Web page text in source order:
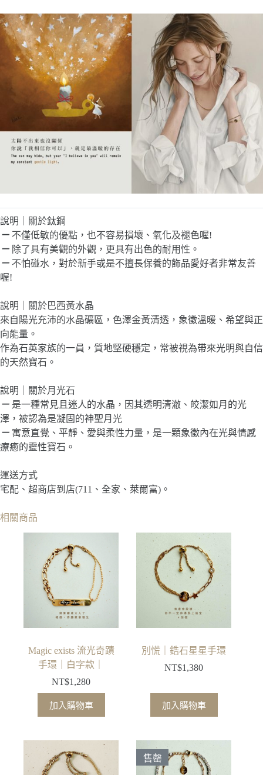
說明｜關於鈦鋼
－ 不僅低敏的優點，也不容易損壞、氧化及褪色喔!
－ 除了具有美觀的外觀，更具有出色的耐用性。
－ 不怕碰水，對於新手或是不擅長保養的飾品愛好者非常友善
喔!
說明｜關於巴西黃水晶
來自陽光充沛的水晶礦區，色澤金黃清透，象徵溫暖、希望與正
向能量。
作為石英家族的一員，質地堅硬穩定，常被視為帶來光明與自信
的天然寶石。
說明｜關於月光石
－ 是一種常見且迷人的水晶，因其透明清澈、皎潔如月的光
澤，被認為是凝固的神聖月光
－ 寓意直覺、平靜、愛與柔性力量，是一顆象徵內在光與情感
療癒的靈性寶石。
運送方式
宅配、超商店到店(711、全家、萊爾富)。
相關商品
Magic exists 流光奇蹟
手環｜白字款｜
NT$1,280
加入購物車
別慌｜鋯石星星手環
NT$1,380
加入購物車
售罄